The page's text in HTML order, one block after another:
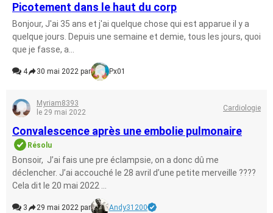
Picotement dans le haut du corp
Bonjour, J'ai 35 ans et j'ai quelque chose qui est apparue il y a
quelque jours. Depuis une semaine et demie, tous les jours, quoi
que je fasse, a...
4 30 mai 2022 par Px01
Myriam8393
le 29 mai 2022
Cardiologie
Convalescence après une embolie pulmonaire
Résolu
Bonsoir, J’ai fais une pre éclampsie, on a donc dû me
déclencher. J’ai accouché le 28 avril d’une petite merveille ????
Cela dit le 20 mai 2022 ...
3 29 mai 2022 par Andy31200